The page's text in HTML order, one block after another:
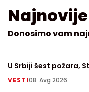
Najnovije
Donosimo vam
U Srbiji šest požara,
VESTI08. Avg 2026.